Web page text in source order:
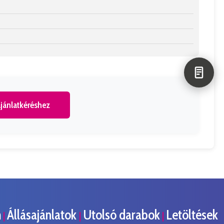
| Állásajánlatok | Utolsó darabok | Letöltések